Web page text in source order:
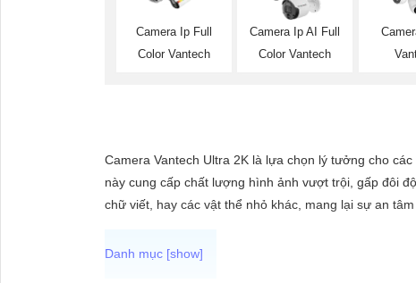
Camera Ip Full
Color Vantech
Camera Ip AI Full
Color Vantech
Camera Vantech Ultra 2K là lựa chọn lý tưởng cho
này cung cấp chất lượng hình ảnh vượt trội, gấp đôi
chữ viết, hay các vật thể nhỏ khác, mang lại sự an